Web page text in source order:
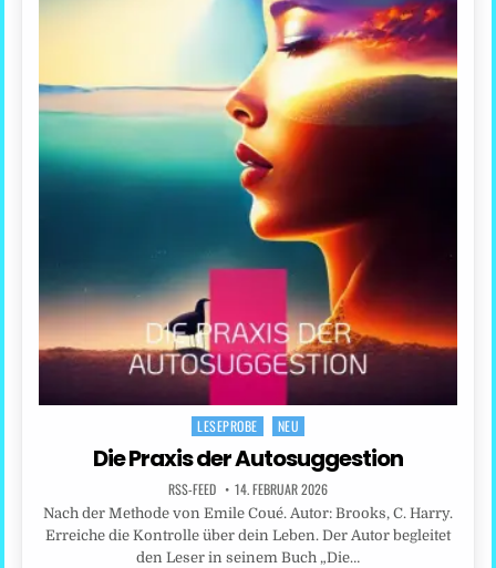
Posted
LESEPROBE NEU
Die Praxis der Autosuggestion
RSS-FEED 14. FEBRUAR 2026
Nach der Methode von Emile Coué. Autor: Brooks, C. Harry.
Erreiche die Kontrolle über dein Leben. Der Autor begleitet
den Leser in seinem Buch „Die…